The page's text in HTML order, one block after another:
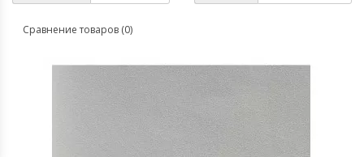
Сравнение товаров (0)